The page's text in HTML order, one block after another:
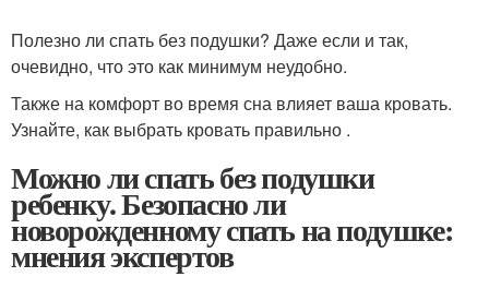
Полезно ли спать без подушки? Даже если и так,
очевидно, что это как минимум неудобно.
Также на комфорт во время сна влияет ваша кровать.
Узнайте, как выбрать кровать правильно .
Можно ли спать без подушки
ребенку. Безопасно ли
новорожденному спать на подушке:
мнения экспертов